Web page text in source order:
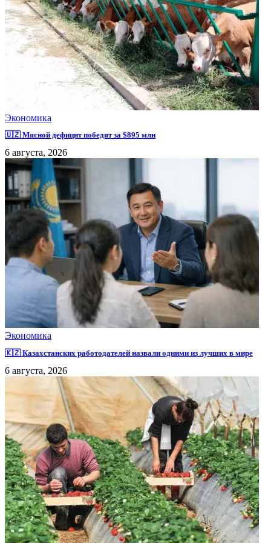
Экономика
🇺🇿 Мясной дефицит победят за $895 млн
6 августа, 2026
Экономика
🇰🇿 Казахстанских работодателей назвали одними из лучших в мире
6 августа, 2026